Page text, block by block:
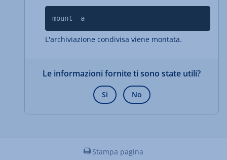
mount -a
L'archiviazione condivisa viene montata.
Le informazioni fornite ti sono state utili?
Sì No
Stampa pagina